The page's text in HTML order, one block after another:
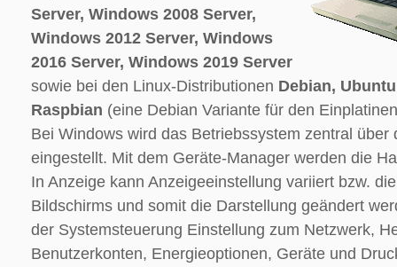
Server, Windows 2008 Server,
Windows 2012 Server, Windows
2016 Server, Windows 2019 Server
sowie bei den Linux-Distributionen Debian,
Raspbian (eine Debian Variante für den
Bei Windows wird das Betriebssystem zentral über
eingestellt. Mit dem Geräte-Manager werden die
In Anzeige kann Anzeigeeinstellung variiert bzw.
Bildschirms und somit die Darstellung geändert
der Systemsteuerung Einstellung zum Netzwerk,
Benutzerkonten, Energieoptionen, Geräte und